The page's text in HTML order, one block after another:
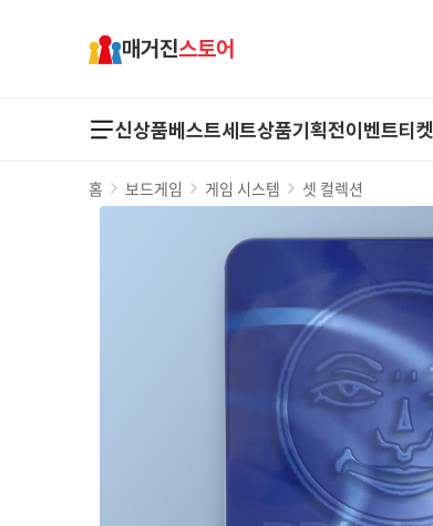
매거진스토어
신상품베스트세트상품기획전이벤트티켓
홈 보드게임 게임 시스템 셋 컬렉션